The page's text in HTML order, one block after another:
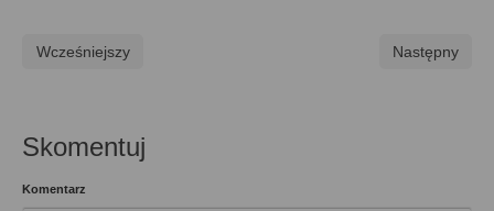
Wcześniejszy Następny
Skomentuj
Komentarz